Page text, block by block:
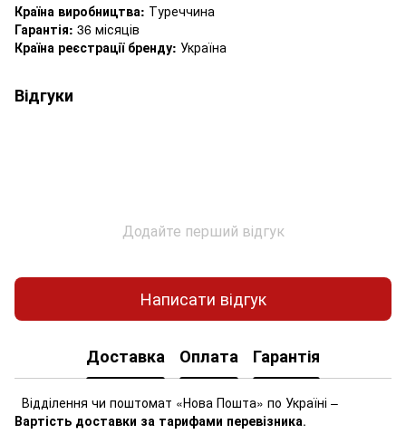
Країна виробництва: Туреччина
Гарантія: 36 місяців
Країна реєстрації бренду: Україна
Відгуки
Додайте перший відгук
Написати відгук
Доставка Оплата Гарантія
Відділення чи поштомат «Нова Пошта» по Україні –
Вартість доставки за тарифами перевізника.